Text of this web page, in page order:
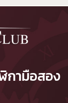
กามือสอง